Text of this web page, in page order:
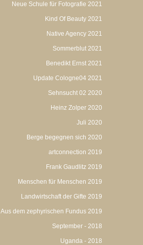
Neue Schule für Fotografie 2021
Kind Of Beauty 2021
Native Agency 2021
Sommerblut 2021
Benedikt Ernst 2021
Update Cologne04 2021
Sehnsucht 02 2020
Heinz Zolper 2020
Juli 2020
Berge begegnen sich 2020
artconnection 2019
Frank Gaudlitz 2019
Menschen für Menschen 2019
Landwirtschaft der Gifte 2019
Aus dem zephyrischen Fundus 2019
September - 2018
Uganda - 2018